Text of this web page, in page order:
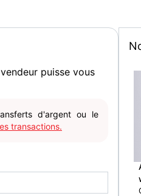
puisse vous
d'argent ou le
transactions.